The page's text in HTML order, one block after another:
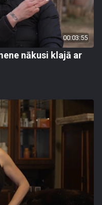
00:03:55
nākusi klajā ar